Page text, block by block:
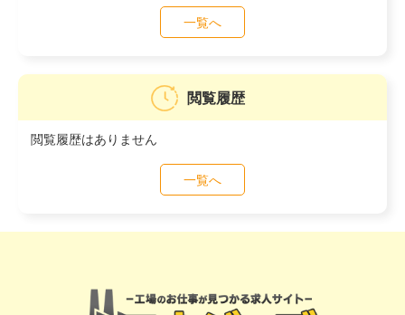
一覧へ
閲覧履歴
閲覧履歴はありません
一覧へ